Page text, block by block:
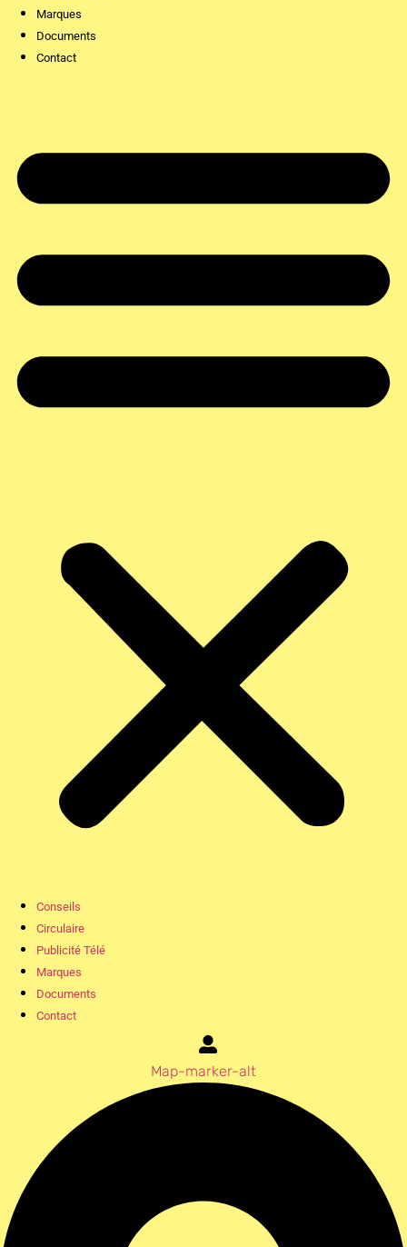
Marques
Documents
Contact
Conseils
Circulaire
Publicité Télé
Marques
Documents
Contact
Map-marker-alt